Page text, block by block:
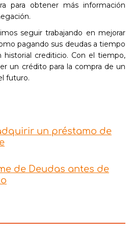
para obtener más información
seguir trabajando en mejorar
pagando sus deudas a tiempo
crediticio. Con el tiempo,
un crédito para la compra de un
futuro.
un préstamo de
de Deudas antes de